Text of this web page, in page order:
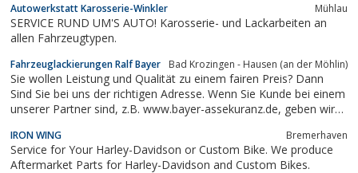
wellness.com
Autowerkstatt Karosserie-Winkler Mühlau
SERVICE RUND UM'S AUTO! Karosserie- und Lackarbeiten an
allen Fahrzeugtypen.
Fahrzeuglackierungen Ralf Bayer Bad Krozingen - Hausen (an der Möhlin)
Sie wollen Leistung und Qualität zu einem fairen Preis? Dann
Sind Sie bei uns der richtigen Adresse. Wenn Sie Kunde bei einem
unserer Partner sind, z.B. www.bayer-assekuranz.de, geben wir
IRON WING Bremerhaven
Service for Your Harley-Davidson or Custom Bike. We produce
Aftermarket Parts for Harley-Davidson and Custom Bikes.